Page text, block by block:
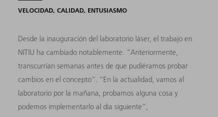
VELOCIDAD, CALIDAD, ENTUSIASMO
Desde la inauguración del laboratorio láser, el trabajo en
NITIU ha cambiado notablemente. “Anteriormente,
transcurrían semanas antes de que pudiéramos probar
cambios en el concepto”. “En la actualidad, vamos al
laboratorio por la mañana, probamos alguna cosa y
podemos implementarlo al día siguiente”,